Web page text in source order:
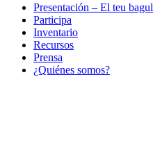
Presentación – El teu bagul
Participa
Inventario
Recursos
Prensa
¿Quiénes somos?